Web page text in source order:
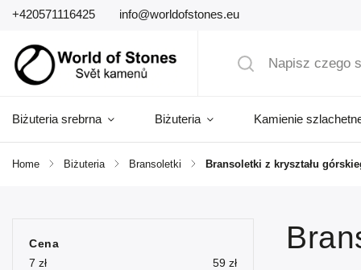
+420571116425 info@worldofstones.eu
Biżuteria srebrna Biżuteria Kamienie
Home / Biżuteria / Bransoletki / Bransoletki z kryształu
Cena
7 zł 59 zł